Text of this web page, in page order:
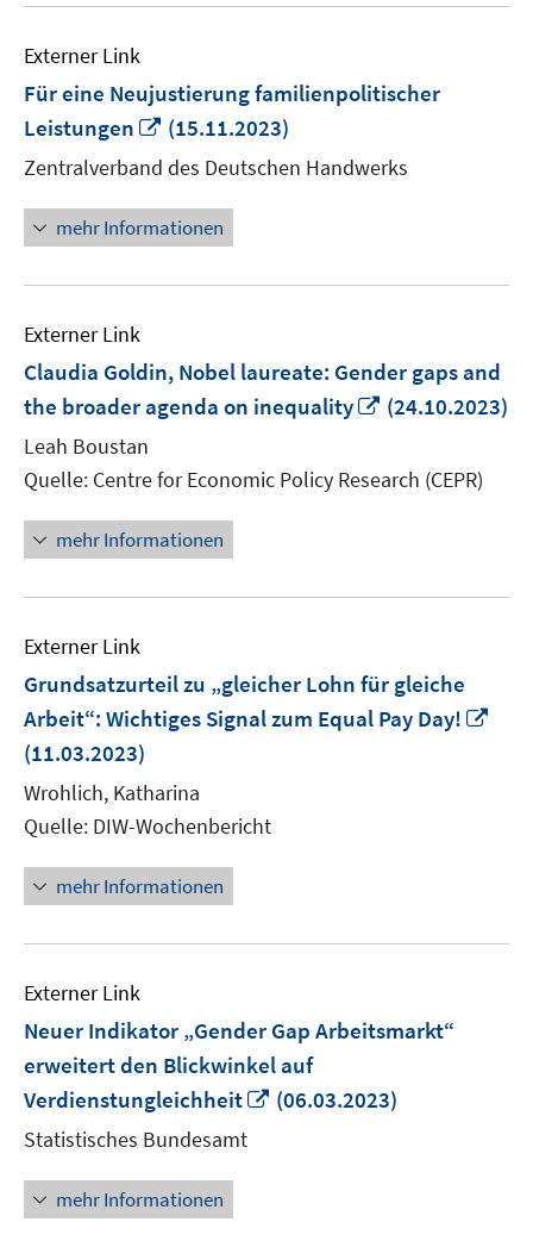
Externer Link
Für eine Neujustierung familienpolitischer
Leistungen
In
neuem
Fenster
öffnen
(15.11.2023)
Zentralverband des Deutschen Handwerks
mehr Informationen
Externer Link
Claudia Goldin, Nobel laureate: Gender gaps and
the broader agenda on inequality
In
öffnen
(24.10.2023)
Leah Boustan
Quelle: Centre for Economic Policy Research (CEPR)
mehr Informationen
Externer Link
Grundsatzurteil zu „gleicher Lohn für gleiche
Arbeit“: Wichtiges Signal zum Equal Pay Day!
(11.03.2023)
Wrohlich, Katharina
Quelle: DIW-Wochenbericht
mehr Informationen
Externer Link
Neuer Indikator „Gender Gap Arbeitsmarkt“
erweitert den Blickwinkel auf
Verdienstungleichheit
In
(06.03.2023)
Statistisches Bundesamt
mehr Informationen